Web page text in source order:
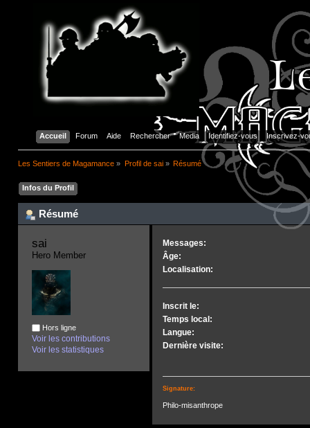
Accueil Forum Aide Rechercher Media Identifiez-vous Inscrivez-
Les Sentiers de Magamance » Profil de sai» Résumé
Infos du Profil
Résumé
sai
Hero Member
Hors ligne
Voir les contributions
Voir les statistiques
Messages:
Âge:
Localisation:
Inscrit le:
Temps local:
Langue:
Dernière visite:
Signature:
Philo-misanthrope